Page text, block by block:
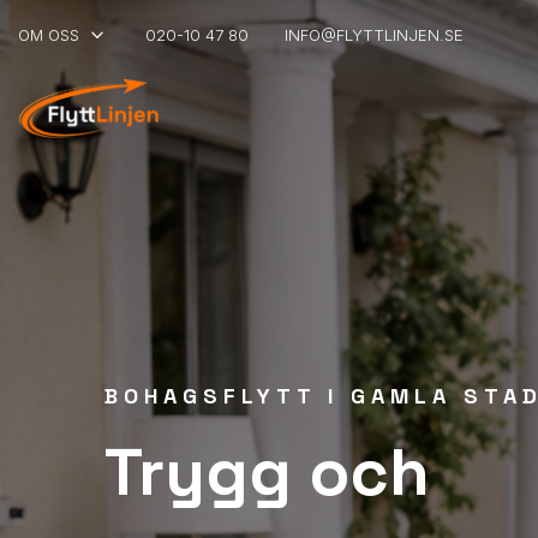
OM OSS keyboard_arrow_down 020-10 47 80 INFO@FLYTTLINJEN.SE
BOHAGSFLYTT I GAMLA
Trygg och